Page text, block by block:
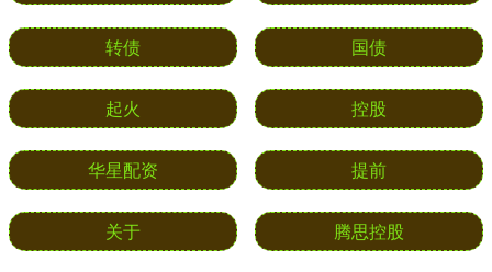
转债 国债
起火 控股
华星配资 提前
关于 腾思控股